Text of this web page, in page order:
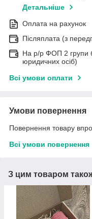
Детальніше
Оплата на рахунок
Післяплата (з
На р/р ФОП 2 групи
юридичних осіб)
Всі умови оплати
Умови повернення
Повернення товару
Всі умови повернення
З цим товаром